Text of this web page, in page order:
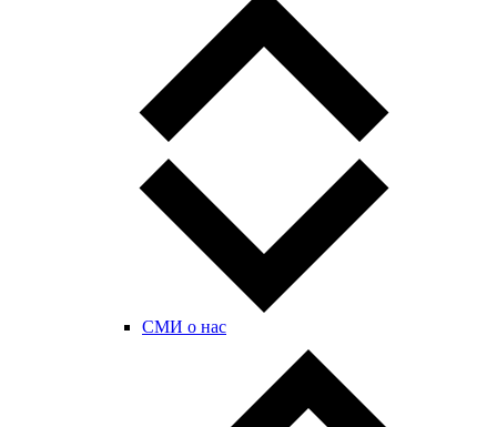
СМИ о нас